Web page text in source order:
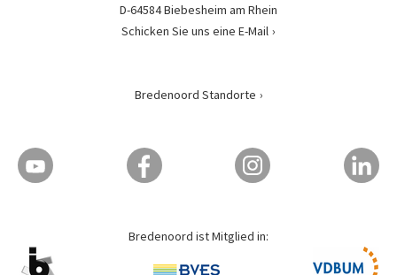
D-64584 Biebesheim am Rhein
Schicken Sie uns eine E-Mail
Bredenoord Standorte
Bredenoord ist Mitglied in: